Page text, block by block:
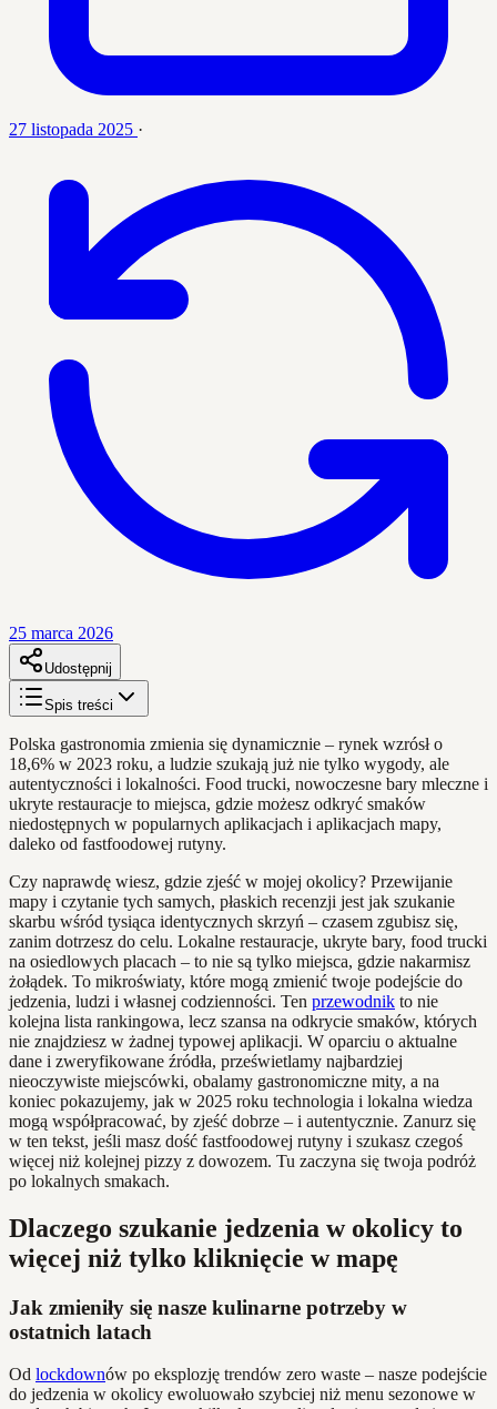
27 listopada 2025 ·
25 marca 2026
Udostępnij
Spis treści
Polska gastronomia zmienia się dynamicznie – rynek wzrósł o
18,6% w 2023 roku, a ludzie szukają już nie tylko wygody, ale
autentyczności i lokalności. Food trucki, nowoczesne bary mleczne i
ukryte restauracje to miejsca, gdzie możesz odkryć smaków
niedostępnych w popularnych aplikacjach i aplikacjach mapy,
daleko od fastfoodowej rutyny.
Czy naprawdę wiesz, gdzie zjeść w mojej okolicy? Przewijanie
mapy i czytanie tych samych, płaskich recenzji jest jak szukanie
skarbu wśród tysiąca identycznych skrzyń – czasem zgubisz się,
zanim dotrzesz do celu. Lokalne restauracje, ukryte bary, food trucki
na osiedlowych placach – to nie są tylko miejsca, gdzie nakarmisz
żołądek. To mikroświaty, które mogą zmienić twoje podejście do
jedzenia, ludzi i własnej codzienności. Ten przewodnik to nie
kolejna lista rankingowa, lecz szansa na odkrycie smaków, których
nie znajdziesz w żadnej typowej aplikacji. W oparciu o aktualne
dane i zweryfikowane źródła, prześwietlamy najbardziej
nieoczywiste miejscówki, obalamy gastronomiczne mity, a na
koniec pokazujemy, jak w 2025 roku technologia i lokalna wiedza
mogą współpracować, by zjeść dobrze – i autentycznie. Zanurz się
w ten tekst, jeśli masz dość fastfoodowej rutyny i szukasz czegoś
więcej niż kolejnej pizzy z dowozem. Tu zaczyna się twoja podróż
po lokalnych smakach.
Dlaczego szukanie jedzenia w okolicy to
więcej niż tylko kliknięcie w mapę
Jak zmieniły się nasze kulinarne potrzeby w
ostatnich latach
Od lockdownów po eksplozję trendów zero waste – nasze podejście
do jedzenia w okolicy ewoluowało szybciej niż menu sezonowe w